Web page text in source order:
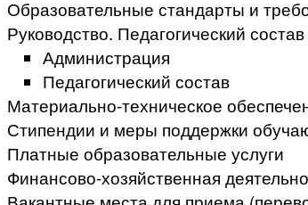
Образовательные стандарты и
Руководство. Педагогический состав
Администрация
Педагогический состав
Материально-техническое
Стипендии и меры поддержки
Платные образовательные услуги
Финансово-хозяйственная